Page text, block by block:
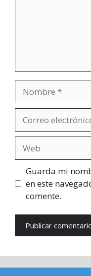
electrónico
Guarda mi
en este
comente.